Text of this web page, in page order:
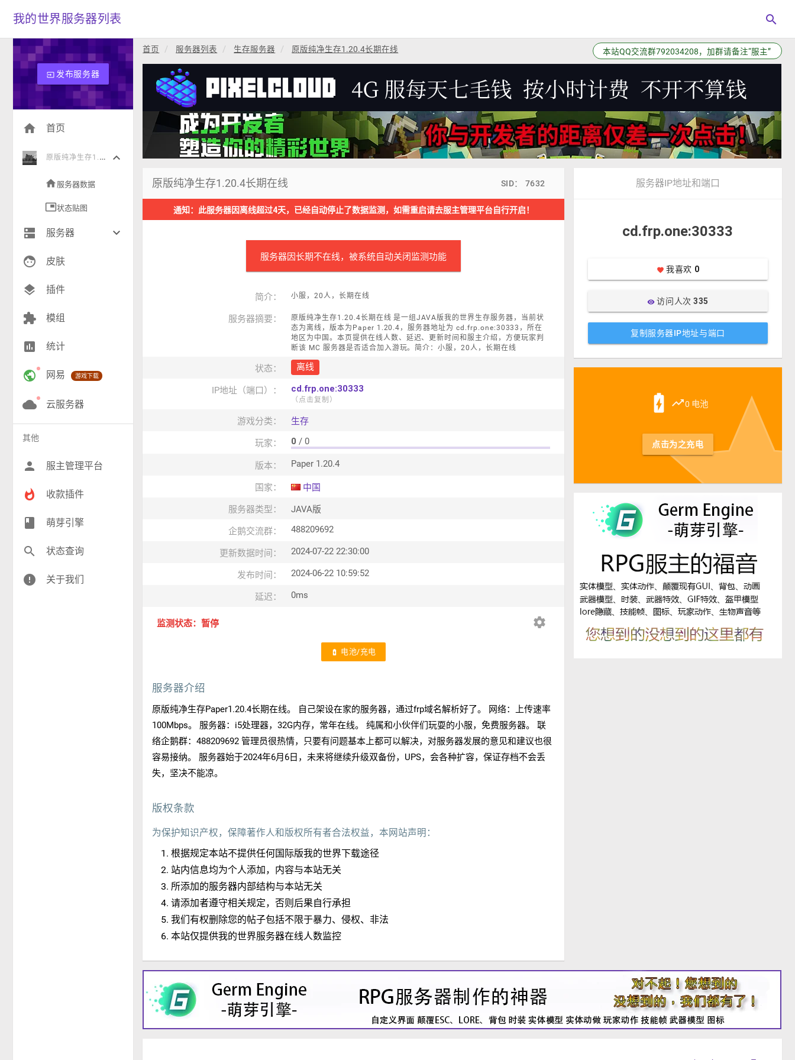
我的世界服务器列表 search
input发布服务器
home 首页
原
版纯净生存1.20.4长期在线 keyboard_arrow_down
home 服务器数据
picture_in_picture状态贴图
dns 服务器 keyboard_arrow_down
生存(268)
创造(8)
RPG(202)
小游戏(17)
神奇宝贝(27)
工业(10)
face 皮肤
layers 插件
extension 模组
insert_chart 统计
public 网易 游戏下载
cloud 云服务器
其他
person 服主管理平台
whatshot 收款插件
class 萌芽引擎
search 状态查询
error 关于我们
本站QQ交流群792034208，加群请备注“服主”
首页 服务器列表 生存服务器 原版纯净生存1.20.4长期在线
原版纯净生存1.20.4长期在线 SID： 7632
通知：此服务器因离线超过4天，已经自动停止了数据监测，如需重启请去服主管理平台自行开启！
服务器因长期不在线，被系统自动关闭监测功能
简介： 小服，20人，长期在线
服务器摘要：
原版纯净生存1.20.4长期在线 是一组JAVA版我的世界生存服务器，当前状
态为离线，版本为Paper 1.20.4，服务器地址为 cd.frp.one:30333，所在
地区为中国。本页提供在线人数、延迟、更新时间和服主介绍，方便玩家判
断该 MC 服务器是否适合加入游玩。简介：小服，20人，长期在线
状态： 离线
IP地址（端口）： cd.frp.one:30333
（点击复制）
游戏分类： 生存
玩家： 0 / 0
版本： Paper 1.20.4
国家： 中国
服务器类型： JAVA版
企鹅交流群： 488209692
更新数据时间： 2024-07-22 22:30:00
发布时间： 2024-06-22 10:59:52
延迟： 0ms
监测状态：暂停 settings
battery_charging_full 电池/充电
服务器介绍
原版纯净生存Paper1.20.4长期在线。 自己架设在家的服务器，通过frp域名解析好了。 网络：上传速率
100Mbps。 服务器：i5处理器，32G内存，常年在线。 纯属和小伙伴们玩耍的小服，免费服务器。 联
络企鹅群：488209692 管理员很热情，只要有问题基本上都可以解决，对服务器发展的意见和建议也很
容易接纳。 服务器始于2024年6月6日，未来将继续升级双备份，UPS，会各种扩容，保证存档不会丢
失，坚决不能凉。
版权条款
为保护知识产权，保障著作人和版权所有者合法权益，本网站声明：
根据规定本站不提供任何国际版我的世界下载途径
站内信息均为个人添加，内容与本站无关
所添加的服务器内部结构与本站无关
请添加者遵守相关规定，否则后果自行承担
我们有权删除您的帖子包括不限于暴力、侵权、非法
本站仅提供我的世界服务器在线人数监控
服务器IP地址和端口
cd.frp.one:30333
favorite 我喜欢 0
visibility访问人次335
复制服务器IP地址与端口
battery_charging_full trending_up0 电池
点击为之充电